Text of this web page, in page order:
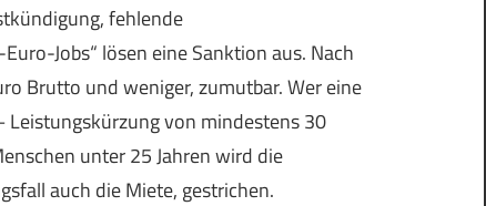
fehlende
Jobs“ lösen eine Sanktion aus. Nach
Brutto und weniger, zumutbar. Wer eine
von mindestens 30
unter 25 Jahren wird die
auch die Miete, gestrichen.